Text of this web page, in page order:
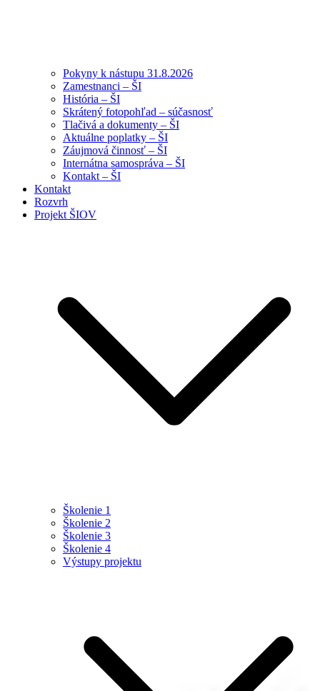
Pokyny k nástupu 31.8.2026
Zamestnanci – ŠI
História – ŠI
Skrátený fotopohľad – súčasnosť
Tlačivá a dokumenty – ŠI
Aktuálne poplatky – ŠI
Záujmová činnosť – ŠI
Internátna samospráva – ŠI
Kontakt – ŠI
Kontakt
Rozvrh
Projekt ŠIOV
Školenie 1
Školenie 2
Školenie 3
Školenie 4
Výstupy projektu